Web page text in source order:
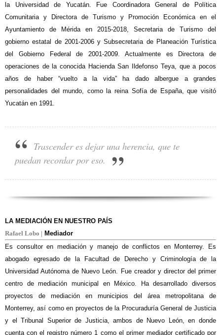
la Universidad de Yucatán. Fue Coordinadora General de Política
Comunitaria y Directora de Turismo y Promoción Económica en el
Ayuntamiento de Mérida en 2015-2018, Secretaria de Turismo del
gobierno estatal de 2001-2006 y Subsecretaria de Planeación Turística
del Gobierno Federal de 2001-2009. Actualmente es Directora de
operaciones de la conocida Hacienda San Ildefonso Teya, que a pocos
años de haber “vuelto a la vida” ha dado albergue a grandes
personalidades del mundo, como la reina Sofía de España, que visitó
Yucatán en 1991.
Trascender es dejar una herencia, que te
puedan recordar por eso.
LA MEDIACIÓN EN NUESTRO PAÍS
Rafael Lobo | Mediador
Es consultor en mediación y manejo de conflictos en Monterrey. Es
abogado egresado de la Facultad de Derecho y Criminología de la
Universidad Autónoma de Nuevo León. Fue creador y director del primer
centro de mediación municipal en México. Ha desarrollado diversos
proyectos de mediación en municipios del área metropolitana de
Monterrey, así como en proyectos de la Procuraduría General de Justicia
y el Tribunal Superior de Justicia, ambos de Nuevo León, en donde
cuenta con el registro número 1 como el primer mediador certificado por